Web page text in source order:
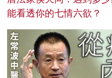
能看透你的七情六欲？